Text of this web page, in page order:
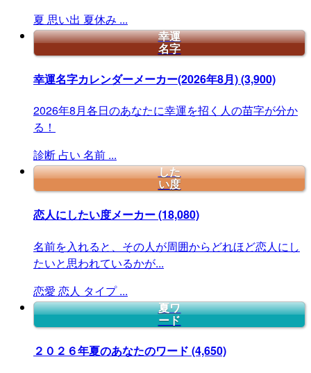
夏 思い出 夏休み ...
幸運
名字
幸運名字カレンダーメーカー(2026年8月)(3,900)
2026年8月各日のあなたに幸運を招く人の苗字が分か
る！
診断 占い 名前 ...
した
い度
恋人にしたい度メーカー(18,080)
名前を入れると、その人が周囲からどれほど恋人にし
たいと思われているかが...
恋愛 恋人 タイプ ...
夏ワ
ード
２０２６年夏のあなたのワード (4,650)